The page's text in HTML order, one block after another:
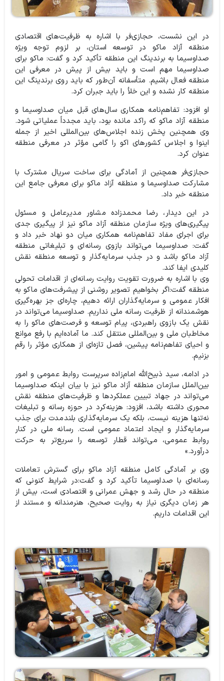
در این نشست، حجازی‌فر با اشاره به ظرفیت‌های اقتصادی
منطقه آزاد ماکو در توسعه استان، بر لزوم توجه ویژه
صداوسیما به برندینگ این منطقه تأکید کرد و گفت: ماکو برای
صداوسیما مهم است و باید بیش از پیش در معرفی این
منطقه فعال باشیم. متأسفانه آن‌طور که باید روی برندینگ این
منطقه کار نشده و این خلأ را باید جبران کرد.
او افزود: تفاهم‌نامه همکاری سال‌های قبل میان صداوسیما و
منطقه آزاد ماکو که راکد مانده بود، باید مجدداً عملیاتی شود.
وی همچنین پخش زنده اجلاس‌های بین‌المللی اخیر از جمله
اینوا و اجلاس کشورهای اکو را گامی مؤثر در معرفی منطقه
عنوان کرد.
حجازی‌فر همچنین از آمادگی برای ساخت سریال مشترک با
مشارکت صداوسیما و منطقه آزاد ماکو برای معرفی جامع این
منطقه خبر داد.
در این دیدار، رضا محمدزاده مشاور مدیرعامل و مسئول
پیگیری‌های ویژه سازمان منطقه آزاد ماکو نیز از پیگیری جدی
برای اجرای مفاد تفاهم‌نامه همکاری میان دو نهاد خبر داد و
گفت: صداوسیما می‌تواند بازوی رسانه‌ای و تبلیغاتی منطقه
آزاد ماکو باشد و در جذب سرمایه‌گذار و توسعه منطقه نقش
کلیدی ایفا کند.
وی با اشاره به ضرورت تقویت روایت رسانه‌ای از اقدامات تحولی
منطقه گفت:اگر بخواهیم تصویر روشنی از پیشرفت‌های ماکو به
افکار عمومی و سرمایه‌گذاران ارائه دهیم، چاره‌ای جز بهره‌گیری
هوشمندانه از ظرفیت رسانه ملی نداریم. صداوسیما می‌تواند در
نقش یک بازوی راهبردی، پیام توسعه و فرصت‌های ماکو را به
مخاطبان ملی و بین‌المللی منتقل کند. ما آماده‌ایم با رفع موانع
و احیای تفاهم‌نامه پیشین، فصل تازه‌ای از همکاری مؤثر را رقم
بزنیم.
در ادامه، سید ذبیح‌الله امام‌زاده سرپرست روابط عمومی و امور
بین‌الملل سازمان منطقه آزاد ماکو نیز با بیان اینکه صداوسیما
می‌تواند در جهاد تبیین عملکردها و ظرفیت‌های منطقه نقش
محوری داشته باشد، افزود: هزینه‌کرد در حوزه رسانه و تبلیغات
نه‌تنها هزینه نیست، بلکه یک سرمایه‌گذاری بلندمدت برای جذب
سرمایه‌گذار و ایجاد اعتماد عمومی است. رسانه ملی در کنار
روابط عمومی، می‌تواند قطار توسعه را سریع‌تر به حرکت
درآورد.»
وی بر آمادگی کامل منطقه آزاد ماکو برای گسترش تعاملات
رسانه‌ای با صداوسیما تأکید کرد و گفت:در شرایط کنونی که
منطقه در حال رشد و جهش عمرانی و اقتصادی است، بیش از
هر زمان دیگری نیاز به روایت صحیح، هنرمندانه و مستند از
این اقدامات داریم.